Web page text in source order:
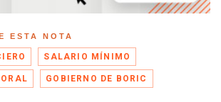
ESTA NOTA
SALARIO MÍNIMO
GOBIERNO DE BORIC